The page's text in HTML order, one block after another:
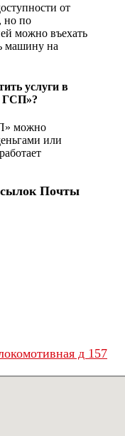
от
по
можно въехать
машину на
услуги в
ГСП»?
можно
или
Почты
д 157